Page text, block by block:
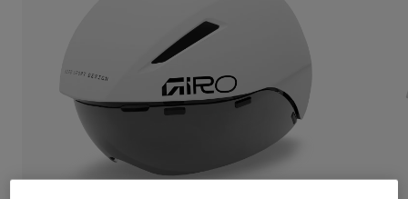
Mountainbike Schuhe
Gravel Schuhe
Schutzbrillen
Mit austauschbaren Gläsern